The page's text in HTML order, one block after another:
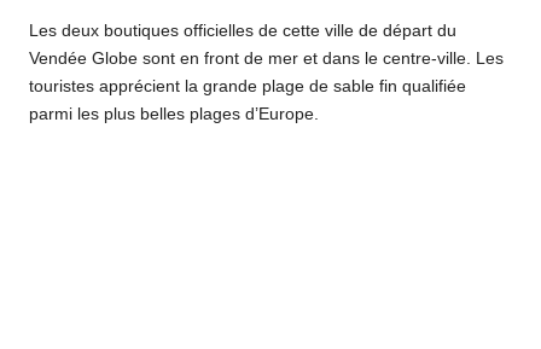
Les deux boutiques officielles de cette ville de départ du
Vendée Globe sont en front de mer et dans le centre-ville. Les
touristes apprécient la grande plage de sable fin qualifiée
parmi les plus belles plages d’Europe.